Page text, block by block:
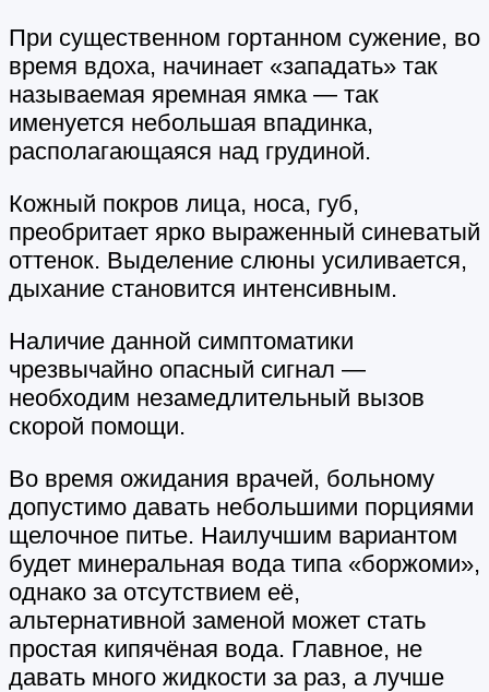
При существенном гортанном сужение, во
время вдоха, начинает «западать» так
называемая яремная ямка — так
именуется небольшая впадинка,
располагающаяся над грудиной.
Кожный покров лица, носа, губ,
преобритает ярко выраженный синеватый
оттенок. Выделение слюны усиливается,
дыхание становится интенсивным.
Наличие данной симптоматики
чрезвычайно опасный сигнал —
необходим незамедлительный вызов
скорой помощи.
Во время ожидания врачей, больному
допустимо давать небольшими порциями
щелочное питье. Наилучшим вариантом
будет минеральная вода типа «боржоми»,
однако за отсутствием её,
альтернативной заменой может стать
простая кипячёная вода. Главное, не
давать много жидкости за раз, а лучше